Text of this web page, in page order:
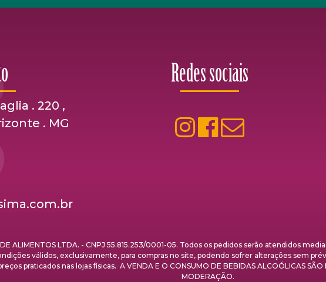
. 220 ,
. MG
Redes sociais
DE ALIMENTOS LTDA. - CNPJ 55.815.253/0001-05. Todos os pedidos serão atendidos
válidos, exclusivamente, para compras no site, podendo sofrer alterações sem
praticados nas lojas físicas. A VENDA E O CONSUMO DE BEBIDAS ALCOÓLICAS SÃO
MODERAÇÃO.